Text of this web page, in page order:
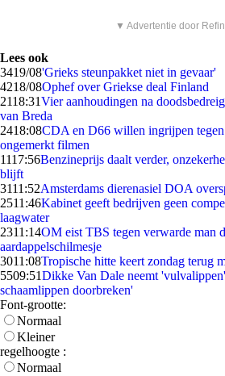
▼ Advertentie door
Lees ook
3419/08'Grieks steunpakket niet in gevaar'
4218/08Ophef over Griekse deal Finland
2118:31Vier aanhoudingen na
van Breda
2418:08CDA en D66 willen ingrijpen
ongemerkt filmen
1117:56Benzineprijs daalt verder,
blijft
3111:52Amsterdams dierenasiel DOA
2511:46Kabinet geeft bedrijven geen
laagwater
2311:14OM eist TBS tegen verwarde man
aardappelschilmesje
3011:08Tropische hitte keert zondag terug
5509:51Dikke Van Dale neemt
schaamlippen doorbreken'
Font-grootte:
Normaal
Kleiner
regelhoogte :
Normaal